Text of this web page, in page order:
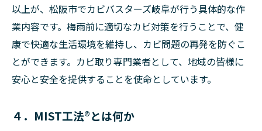
以上が、松阪市でカビバスターズ岐阜が行う具体的な作
業内容です。梅雨前に適切なカビ対策を行うことで、健
康で快適な生活環境を維持し、カビ問題の再発を防ぐこ
とができます。カビ取り専門業者として、地域の皆様に
安心と安全を提供することを使命としています。
４．MIST工法®とは何か